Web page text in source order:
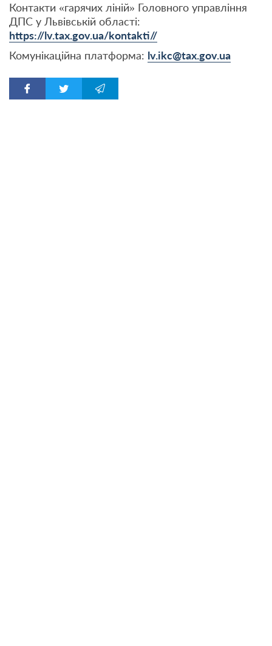
Контакти «гарячих ліній» Головного управління
ДПС у Львівській області:
https://lv.tax.gov.ua/kontakti//
Комунікаційна платформа: lv.ikc@tax.gov.ua